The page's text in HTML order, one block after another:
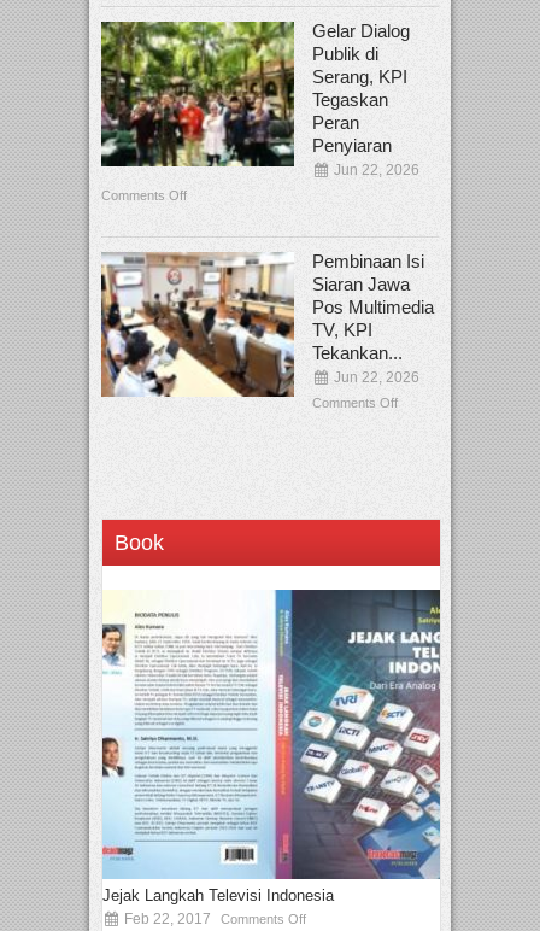
Gelar Dialog
Publik di
Serang, KPI
Tegaskan
Peran
Penyiaran
Jun 22, 2026
Comments Off
Pembinaan Isi
Siaran Jawa
Pos Multimedia
TV, KPI
Tekankan...
Jun 22, 2026
Comments Off
Book
Jejak Langkah Televisi Indonesia
Feb 22, 2017 Comments Off